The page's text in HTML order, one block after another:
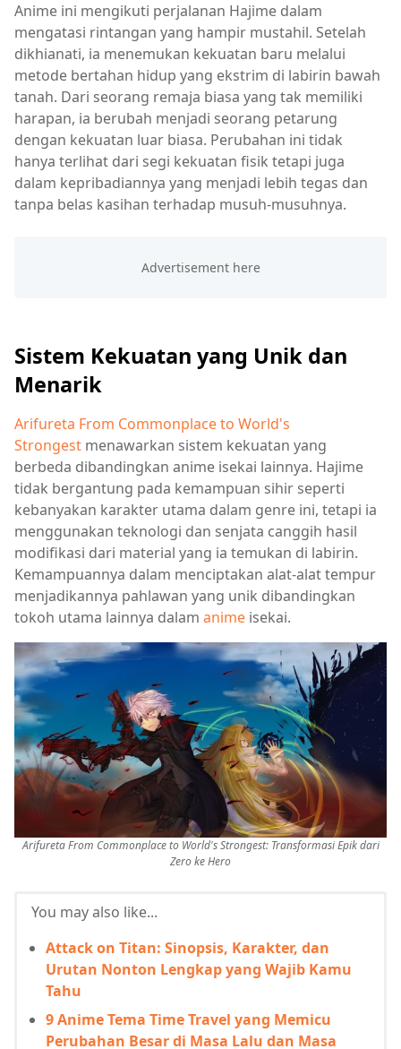
Anime ini mengikuti perjalanan Hajime dalam
mengatasi rintangan yang hampir mustahil. Setelah
dikhianati, ia menemukan kekuatan baru melalui
metode bertahan hidup yang ekstrim di labirin bawah
tanah. Dari seorang remaja biasa yang tak memiliki
harapan, ia berubah menjadi seorang petarung
dengan kekuatan luar biasa. Perubahan ini tidak
hanya terlihat dari segi kekuatan fisik tetapi juga
dalam kepribadiannya yang menjadi lebih tegas dan
tanpa belas kasihan terhadap musuh-musuhnya.
Sistem Kekuatan yang Unik dan
Menarik
Arifureta From Commonplace to World's
Strongest menawarkan sistem kekuatan yang
berbeda dibandingkan anime isekai lainnya. Hajime
tidak bergantung pada kemampuan sihir seperti
kebanyakan karakter utama dalam genre ini, tetapi ia
menggunakan teknologi dan senjata canggih hasil
modifikasi dari material yang ia temukan di labirin.
Kemampuannya dalam menciptakan alat-alat tempur
menjadikannya pahlawan yang unik dibandingkan
tokoh utama lainnya dalam anime isekai.
Arifureta From Commonplace to World's Strongest: Transformasi Epik dari
Zero ke Hero
You may also like...
Attack on Titan: Sinopsis, Karakter, dan
Urutan Nonton Lengkap yang Wajib Kamu
Tahu
9 Anime Tema Time Travel yang Memicu
Perubahan Besar di Masa Lalu dan Masa